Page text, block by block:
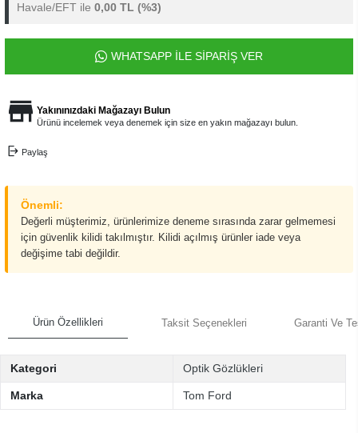
Havale/EFT ile 0,00 TL (%3)
WHATSAPP İLE SİPARİŞ VER
Yakınınızdaki Mağazayı Bulun
Ürünü incelemek veya denemek için size en yakın mağazayı bulun.
Paylaş
Önemli:
Değerli müşterimiz, ürünlerimize deneme sırasında zarar gelmemesi
için güvenlik kilidi takılmıştır. Kilidi açılmış ürünler iade veya
değişime tabi değildir.
Ürün Özellikleri Taksit Seçenekleri Garanti Ve
Kategori Optik Gözlükleri
Marka Tom Ford